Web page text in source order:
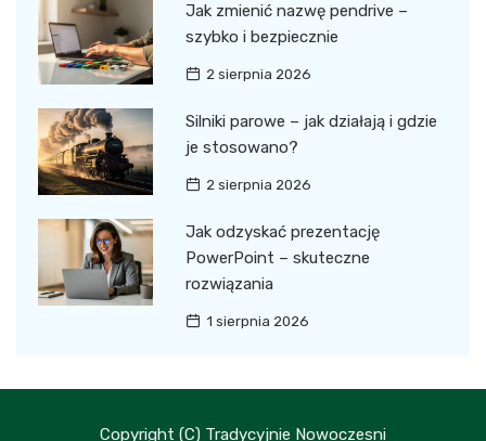
Jak zmienić nazwę pendrive –
szybko i bezpiecznie
2 sierpnia 2026
Silniki parowe – jak działają i gdzie
je stosowano?
2 sierpnia 2026
Jak odzyskać prezentację
PowerPoint – skuteczne
rozwiązania
1 sierpnia 2026
Copyright (C) Tradycyjnie Nowoczesni